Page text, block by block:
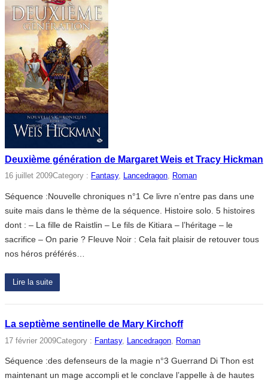
Deuxième génération de Margaret Weis et Tracy Hickman
16 juillet 2009Category : Fantasy, Lancedragon, Roman
Séquence :Nouvelle chroniques n°1 Ce livre n’entre pas dans une
suite mais dans le thème de la séquence. Histoire solo. 5 histoires
dont : – La fille de Raistlin – Le fils de Kitiara – l’héritage – le
sacrifice – On parie ? Fleuve Noir : Cela fait plaisir de retouver tous
nos héros préférés…
Lire la suite
La septième sentinelle de Mary Kirchoff
17 février 2009Category : Fantasy, Lancedragon Roman
Séquence :des defenseurs de la magie n°3 Guerrand Di Thon est
maintenant un mage accompli et le conclave l’appelle à de hautes